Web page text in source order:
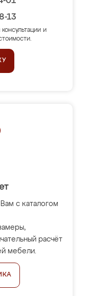
13
и
с каталогом
расчёт
мебели.